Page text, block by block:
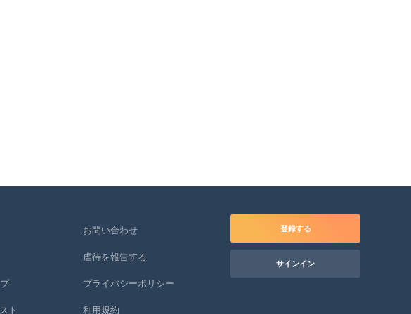
ト
お問い合わせ
虐待を報告する
プライバシーポリシー
利用規約
登録する
サインイン